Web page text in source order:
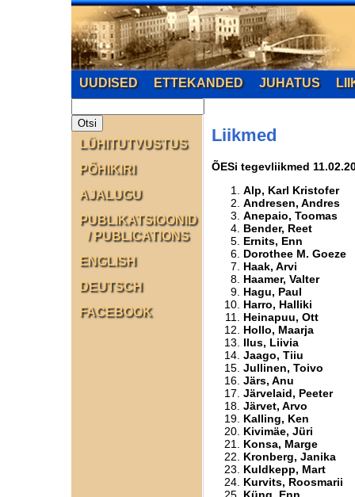
UUDISED ETTEKANDED JUHATUS
Liikmed
ÕESi tegevliikmed
Alp, Karl Kristofer
Andresen, Andres
Anepaio, Toomas
Bender, Reet
Ernits, Enn
Dorothee M. Goeze
Haak, Arvi
Haamer, Valter
Hagu, Paul
Harro, Halliki
Heinapuu, Ott
Hollo, Maarja
Ilus, Liivia
Jaago, Tiiu
Jullinen, Toivo
Järs, Anu
Järvelaid, Peeter
Järvet, Arvo
Kalling, Ken
Kivimäe, Jüri
Konsa, Marge
Kronberg, Janika
Kuldkepp, Mart
Kurvits, Roosmarii
LÜHITUTVUSTUS
PÕHIKIRI
AJALUGU
PUBLIKATSIOONID
/ PUBLICATIONS
ENGLISH
DEUTSCH
FACEBOOK